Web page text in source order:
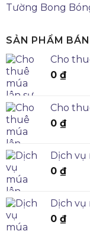
Tường Bong
SẢN PHẨM
Cho
0 ₫
Cho
0 ₫
Dịch
0 ₫
Dịch
0 ₫